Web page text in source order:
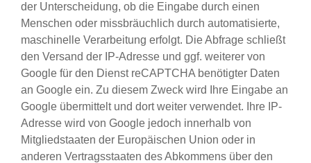
der Unterscheidung, ob die Eingabe durch einen
Menschen oder missbräuchlich durch automatisierte,
maschinelle Verarbeitung erfolgt. Die Abfrage schließt
den Versand der IP-Adresse und ggf. weiterer von
Google für den Dienst reCAPTCHA benötigter Daten
an Google ein. Zu diesem Zweck wird Ihre Eingabe an
Google übermittelt und dort weiter verwendet. Ihre IP-
Adresse wird von Google jedoch innerhalb von
Mitgliedstaaten der Europäischen Union oder in
anderen Vertragsstaaten des Abkommens über den